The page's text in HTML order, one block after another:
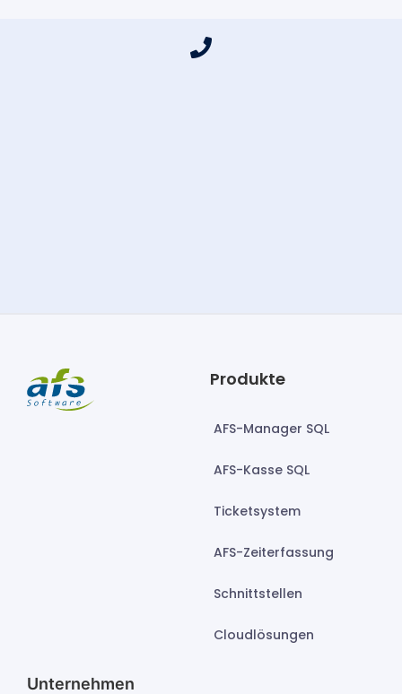
Produkte
AFS-Manager SQL
AFS-Kasse SQL
Ticketsystem
AFS-Zeiterfassung
Schnittstellen
Cloudlösungen
Unternehmen